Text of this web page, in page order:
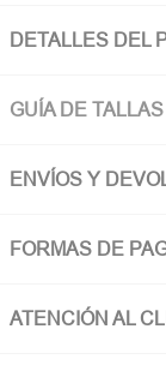
DETALLES DEL
GUÍA DE TALLAS
ENVÍOS Y
FORMAS DE
ATENCIÓN AL